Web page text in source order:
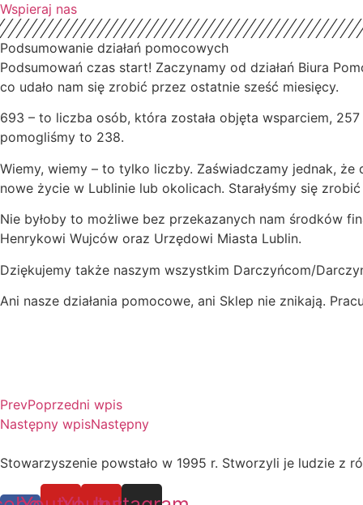
Wspieraj nas
Podsumowanie działań pomocowych
Podsumowań czas start! Zaczynamy od działań Biura
co udało nam się zrobić przez ostatnie sześć miesięcy.
693 – to liczba osób, która została objęta wsparciem,
pomogliśmy to 238.
Wiemy, wiemy – to tylko liczby. Zaświadczamy jednak,
nowe życie w Lublinie lub okolicach. Starałyśmy się
Nie byłoby to możliwe bez przekazanych nam środków
Henrykowi Wujców oraz Urzędowi Miasta Lublin.
Dziękujemy także naszym wszystkim Darczyńcom/
Ani nasze działania pomocowe, ani Sklep nie znikają.
PrevPoprzedni wpis
Następny wpisNastępny
Stowarzyszenie powstało w 1995 r. Stworzyli je ludzie z